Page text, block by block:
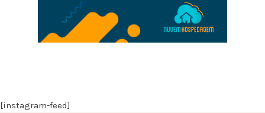
[instagram-feed]